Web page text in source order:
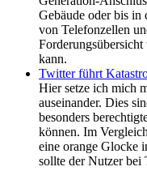
Gebäude oder bis
von Telefonzellen
Forderungsübersicht
kann.
Twitter führt
Hier setze ich mich
auseinander. Dies
besonders
können. Im
eine orange Glocke
sollte der Nutzer